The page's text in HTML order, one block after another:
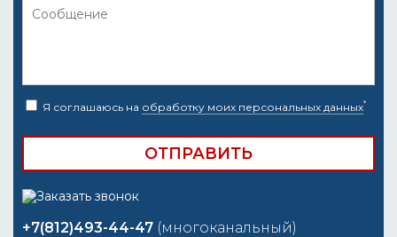
Я соглашаюсь на обработку моих персональных данных*
+7(812)493-44-47 (многоканальный)